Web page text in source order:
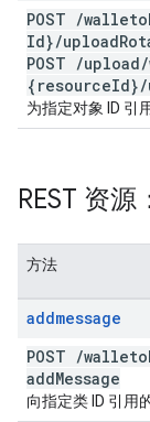
POST /
Id}/upload
POST /upload/
{resourceId}/
为指定对象 ID 引
REST 资源
方法
addmessage
POST /
addMessage
向指定类 ID 引用